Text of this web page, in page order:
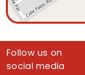
Follow us on
social media